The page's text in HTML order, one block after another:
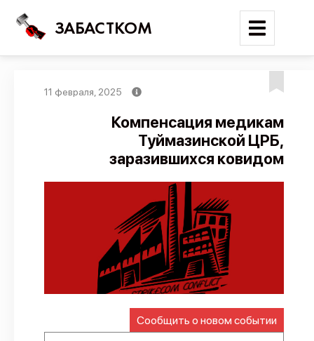
ЗАБАСТКОМ
Поиск
Новости
Карта событий
Трудовые конфликты
Отчеты
Предложить публикацию
Справочник
API
О проекте
11 февраля, 2025
Компенсация медикам
Туймазинской ЦРБ,
заразившихся ковидом
Сообщить о новом событии